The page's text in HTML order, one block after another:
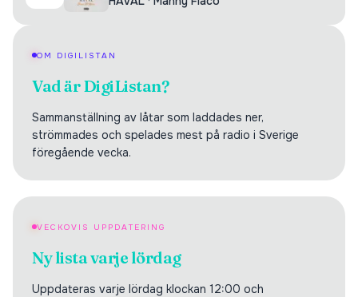
OM DIGILISTAN
Vad är DigiListan?
Sammanställning av låtar som laddades ner,
strömmades och spelades mest på radio i Sverige
föregående vecka.
VECKOVIS UPPDATERING
Ny lista varje lördag
Uppdateras varje lördag klockan 12:00 och